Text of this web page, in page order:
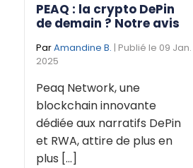
PEAQ : la crypto DePin
de demain ? Notre avis
ParAmandine B. | Publié le 09 Jan.
2025
Peaq Network, une
blockchain innovante
dédiée aux narratifs DePin
et RWA, attire de plus en
plus [...]